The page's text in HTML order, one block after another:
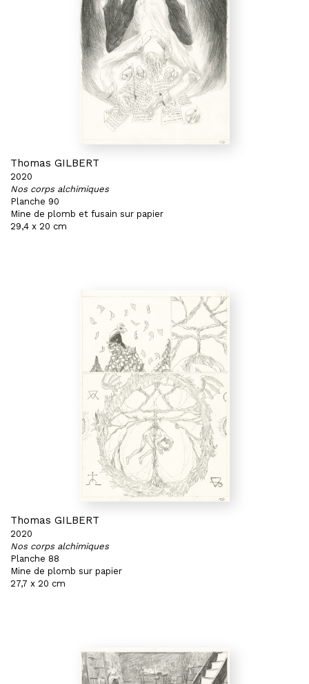
Thomas GILBERT
2020
Nos corps alchimiques
Planche 90
Mine de plomb et fusain sur papier
29,4 x 20 cm
Thomas GILBERT
2020
Nos corps alchimiques
Planche 88
Mine de plomb sur papier
27,7 x 20 cm